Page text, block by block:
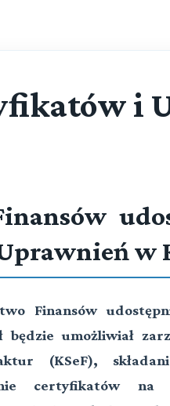
i
w
Finansów
będzie umożliwiał
(KSeF),
certyfikatów na